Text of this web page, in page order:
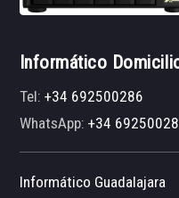
Informático
Tel:+34 692500286
WhatsApp:+34
Informático Guadalajara